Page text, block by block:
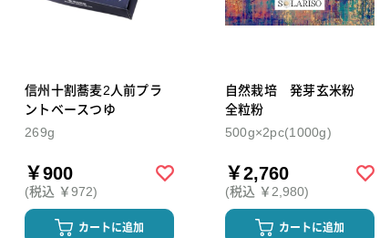
信州十割蕎麦2人前プラ
ントベースつゆ
269g
￥900
(税込 ￥972)
カートに追加
自然栽培 発芽玄米粉
全粒粉
500g×2pc(1000g)
￥2,760
(税込 ￥2,980)
カートに追加